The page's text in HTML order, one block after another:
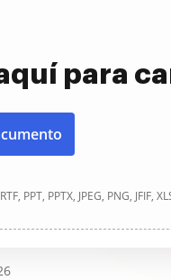
para
PPT, PPTX, JPEG, PNG, JFIF,